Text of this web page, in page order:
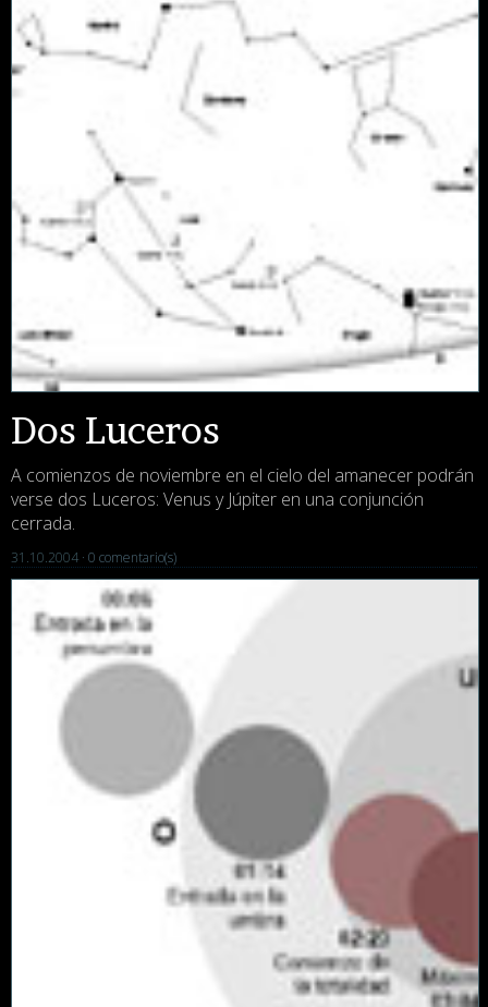
Dos Luceros
A comienzos de noviembre en el cielo del amanecer podrán
verse dos Luceros: Venus y Júpiter en una conjunción
cerrada.
31.10.2004 · 0 comentario(s)